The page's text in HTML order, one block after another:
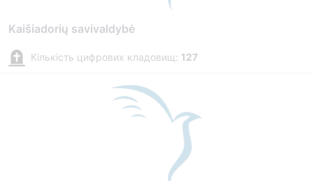
Kaišiadorių savivaldybė
Кількість цифрових кладовищ: 127